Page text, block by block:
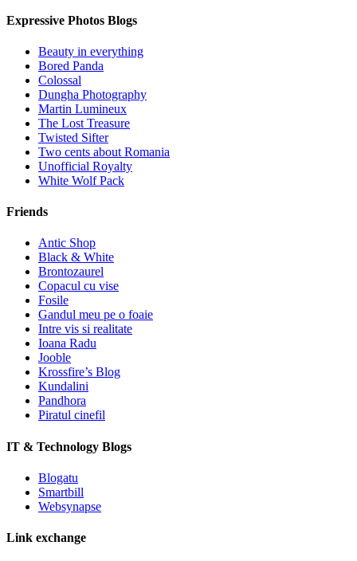
Expressive Photos Blogs
Beauty in everything
Bored Panda
Colossal
Dungha Photography
Martin Lumineux
The Lost Treasure
Twisted Sifter
Two cents about Romania
Unofficial Royalty
White Wolf Pack
Friends
Antic Shop
Black & White
Brontozaurel
Copacul cu vise
Fosile
Gandul meu pe o foaie
Intre vis si realitate
Ioana Radu
Jooble
Krossfire’s Blog
Kundalini
Pandhora
Piratul cinefil
IT & Technology Blogs
Blogatu
Smartbill
Websynapse
Link exchange